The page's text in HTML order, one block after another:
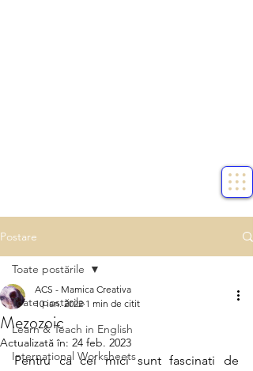
Postare
Toate postările
Learn & Teach in English
International Worksheets
Toate postările
Mezozoic
ACS - Mamica Creativa
10 ian. 2022 1 min de citit
Actualizată în: 24 feb. 2023
Pentru ca cei mici sunt fascinati de